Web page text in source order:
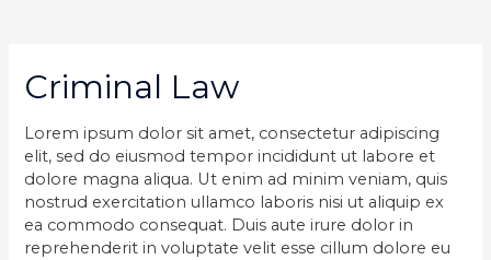
Criminal Law
Lorem ipsum dolor sit amet, consectetur adipiscing
elit, sed do eiusmod tempor incididunt ut labore et
dolore magna aliqua. Ut enim ad minim veniam, quis
nostrud exercitation ullamco laboris nisi ut aliquip ex
ea commodo consequat. Duis aute irure dolor in
reprehenderit in voluptate velit esse cillum dolore eu